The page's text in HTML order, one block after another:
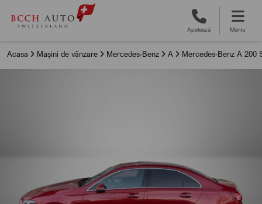
Apelează Meniu
Acasa Mașini de vânzare Mercedes-Benz A Mercedes-Benz A 200